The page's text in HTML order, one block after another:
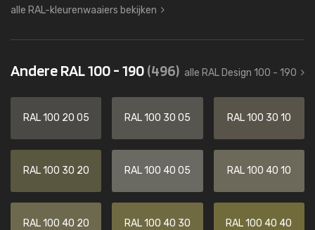
alle RAL-kleurenwaaiers bekijken
Andere RAL 100 - 190(496) alle RAL Design 100 - 190
RAL 100 20 05 RAL 100 30 05 RAL 100 30 10
RAL 100 30 20 RAL 100 40 05 RAL 100 40 10
RAL 100 40 20 RAL 100 40 30 RAL 100 40 40